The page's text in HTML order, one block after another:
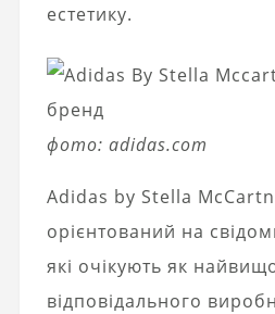
естетику.
фото: adidas.com
Adidas by Stella
орієнтований на
які очікують як
відповідального